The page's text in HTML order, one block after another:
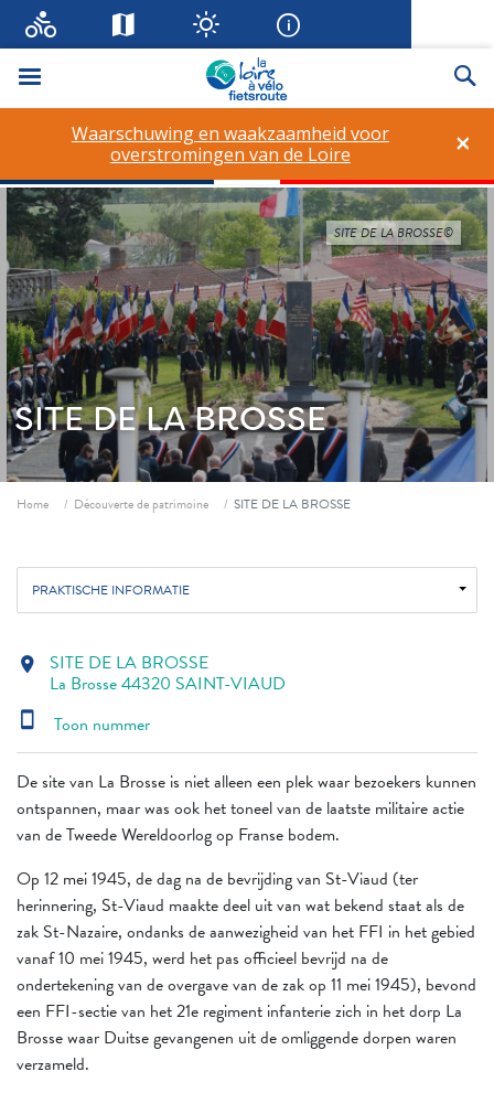
Menu
×
Waarschuwing en waakzaamheid voor
overstromingen van de Loire
SITE DE LA BROSSE
SITE DE LA BROSSE©
Fil d'ariane
Home Découverte de patrimoine SITE DE LA BROSSE
PRAKTISCHE INFORMATIE
De site van La Brosse is niet alleen een plek waar bezoekers kunnen
ontspannen, maar was ook het toneel van de laatste militaire actie
van de Tweede Wereldoorlog op Franse bodem.
Op 12 mei 1945, de dag na de bevrijding van St-Viaud (ter
herinnering, St-Viaud maakte deel uit van wat bekend staat als de
zak St-Nazaire, ondanks de aanwezigheid van het FFI in het gebied
vanaf 10 mei 1945, werd het pas officieel bevrijd na de
ondertekening van de overgave van de zak op 11 mei 1945), bevond
een FFI-sectie van het 21e regiment infanterie zich in het dorp La
Brosse waar Duitse gevangenen uit de omliggende dorpen waren
verzameld.
location_on SITE DE LA BROSSE
La Brosse 44320 SAINT-VIAUD
smartphone Toon nummer